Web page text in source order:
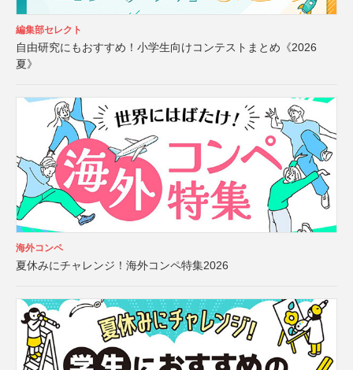
編集部セレクト
自由研究にもおすすめ！小学生向けコンテストまとめ《2026
夏》
海外コンペ
夏休みにチャレンジ！海外コンペ特集2026